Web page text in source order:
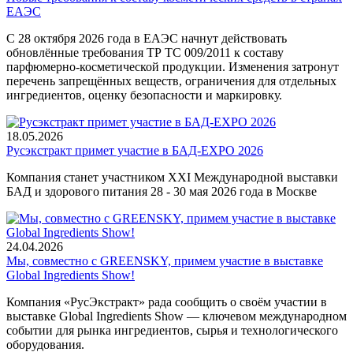
ЕАЭС
С 28 октября 2026 года в ЕАЭС начнут действовать
обновлённые требования ТР ТС 009/2011 к составу
парфюмерно-косметической продукции. Изменения затронут
перечень запрещённых веществ, ограничения для отдельных
ингредиентов, оценку безопасности и маркировку.
18.05.2026
Русэкстракт примет участие в БАД-EXPO 2026
Компания станет участником XXI Международной выставки
БАД и здорового питания 28 - 30 мая 2026 года в Москве
24.04.2026
Мы, совместно с GREENSKY, примем участие в выставке
Global Ingredients Show!
Компания «РусЭкстракт» рада сообщить о своём участии в
выставке Global Ingredients Show — ключевом международном
событии для рынка ингредиентов, сырья и технологического
оборудования.